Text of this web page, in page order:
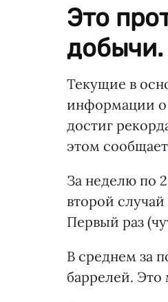
Это
добычи.
Текущие в
информации о
достиг
этом сообщает
За неделю по
второй
Первый раз
В среднем за
баррелей. Это